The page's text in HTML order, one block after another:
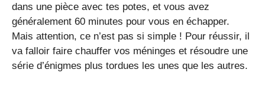
dans une pièce avec tes potes, et vous avez
généralement 60 minutes pour vous en échapper.
Mais attention, ce n’est pas si simple ! Pour réussir, il
va falloir faire chauffer vos méninges et résoudre une
série d’énigmes plus tordues les unes que les autres.